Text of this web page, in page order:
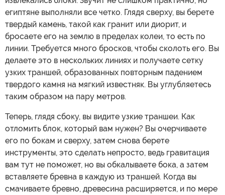
египтяне выполняли все четко. Глядя сверху, вы берете
твердый камень, такой как гранит или диорит, и
бросаете его на землю в пределах колеи, то есть по
линии. Требуется много бросков, чтобы сколоть его. Вы
делаете это в нескольких линиях и получаете сетку
узких траншей, образованных повторным падением
твердого камня на мягкий известняк. Вы углубляетесь
таким образом на пару метров.
Теперь, глядя сбоку, вы видите узкие траншеи. Как
отломить блок, который вам нужен? Вы очерчиваете
его по бокам и сверху, затем снова берете
инструменты, это сделать непросто, ведь гравитация
вам тут не поможет, но вы обкалываете бока, а затем
вставляете бревна в каждую из траншей. Когда вы
смачиваете бревно, древесина расширяется, и по мере